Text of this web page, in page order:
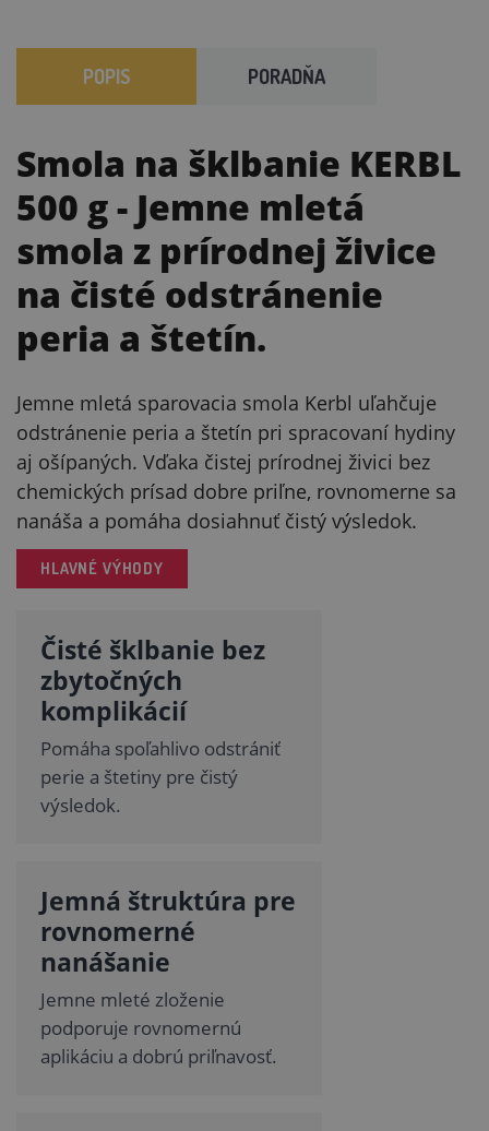
POPIS PORADŇA
Smola na šklbanie KERBL
500 g- Jemne mletá
smola z prírodnej živice
na čisté odstránenie
peria a štetín.
Jemne mletá sparovacia smola Kerbl uľahčuje
odstránenie peria a štetín pri spracovaní hydiny
aj ošípaných. Vďaka čistej prírodnej živici bez
chemických prísad dobre priľne, rovnomerne sa
nanáša a pomáha dosiahnuť čistý výsledok.
HLAVNÉ VÝHODY
Čisté šklbanie bez
zbytočných
komplikácií
Pomáha spoľahlivo odstrániť
perie a štetiny pre čistý
výsledok.
Jemná štruktúra pre
rovnomerné
nanášanie
Jemne mleté zloženie
podporuje rovnomernú
aplikáciu a dobrú priľnavosť.